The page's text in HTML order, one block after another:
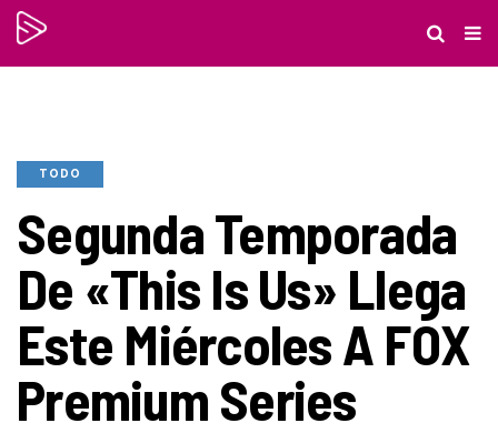
TODO
Segunda Temporada
De «This Is Us» Llega
Este Miércoles A FOX
Premium Series